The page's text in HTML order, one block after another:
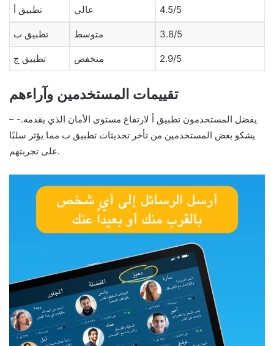
تطبيق أ عالي 4.5/5
تطبيق ب متوسط 3.8/5
تطبيق ج منخفض 2.9/5
تقييمات المستخدمين وآراءهم
– يفضل المستخدمون تطبيق أ لارتفاع مستوى الأمان الذي يقدمه.-
يشكو بعض المستخدمين من تأخر تحديثات تطبيق ب مما يؤثر سلبًا
على تجربتهم.